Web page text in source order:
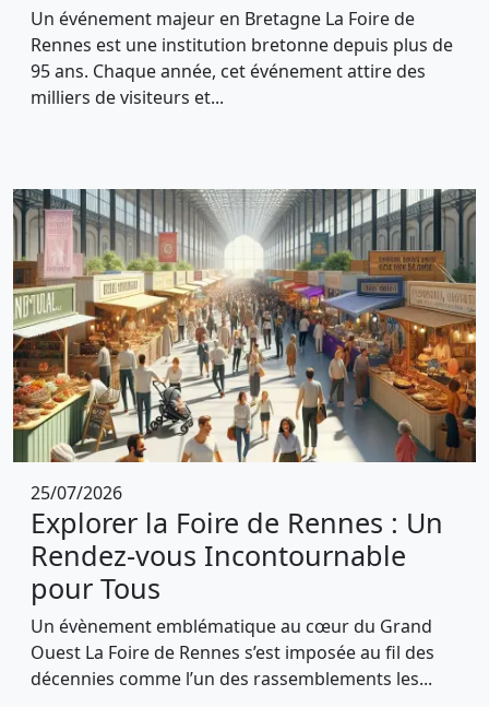
Un événement majeur en Bretagne La Foire de
Rennes est une institution bretonne depuis plus de
95 ans. Chaque année, cet événement attire des
milliers de visiteurs et...
25/07/2026
Explorer la Foire de Rennes : Un
Rendez-vous Incontournable
pour Tous
Un évènement emblématique au cœur du Grand
Ouest La Foire de Rennes s’est imposée au fil des
décennies comme l’un des rassemblements les...